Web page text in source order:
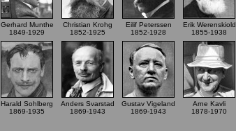
Gerhard Munthe
1849-1929
Christian Krohg
1852-1925
Eilif Peterssen
1852-1928
Erik Werenskiold
1855-1938
Harald Sohlberg
1869-1935
Anders Svarstad
1869-1943
Gustav Vigeland
1869-1943
Arne Kavli
1878-1970